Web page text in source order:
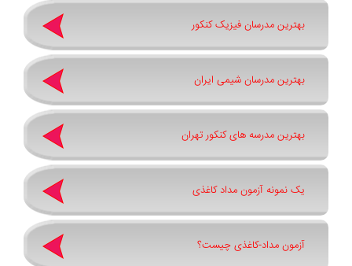
بهترین مدرسان فیزیک کنکور
بهترین مدرسان شیمی ایران
بهترین مدرسه های کنکور تهران
یک نمونه آزمون مداد کاغذی
آزمون مداد-کاغذی چیست؟